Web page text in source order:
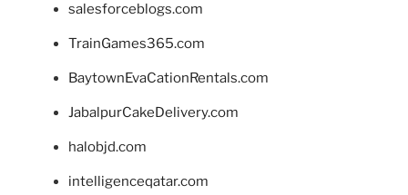
salesforceblogs.com
TrainGames365.com
BaytownEvaCationRentals.com
JabalpurCakeDelivery.com
halobjd.com
intelligenceqatar.com